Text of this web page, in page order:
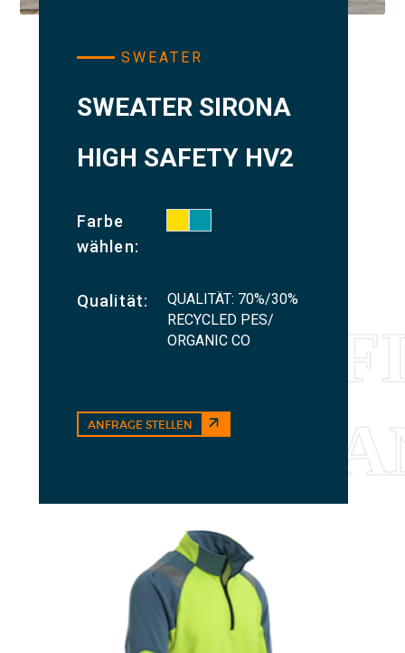
SWEATER
SWEATER SIRONA
HIGH SAFETY HV2
Farbe
wählen:
Qualität:
QUALITÄT: 70%/30%
RECYCLED PES/
ORGANIC CO
ANFRAGE STELLEN